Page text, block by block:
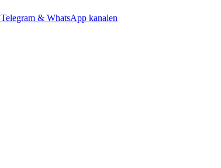
Telegram & WhatsApp kanalen